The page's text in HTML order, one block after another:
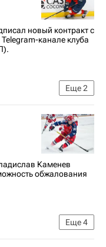
новый контракт с
канале клуба
Еще2
Каменев
обжалования
Еще4